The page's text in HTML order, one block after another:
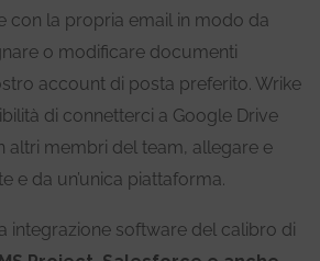
con la propria email in modo da
o modificare documenti
account di posta preferito. Wrike
di connetterci a Google Drive
altri membri del team, allegare e
e da un’unica piattaforma.
integrazione software del calibro di